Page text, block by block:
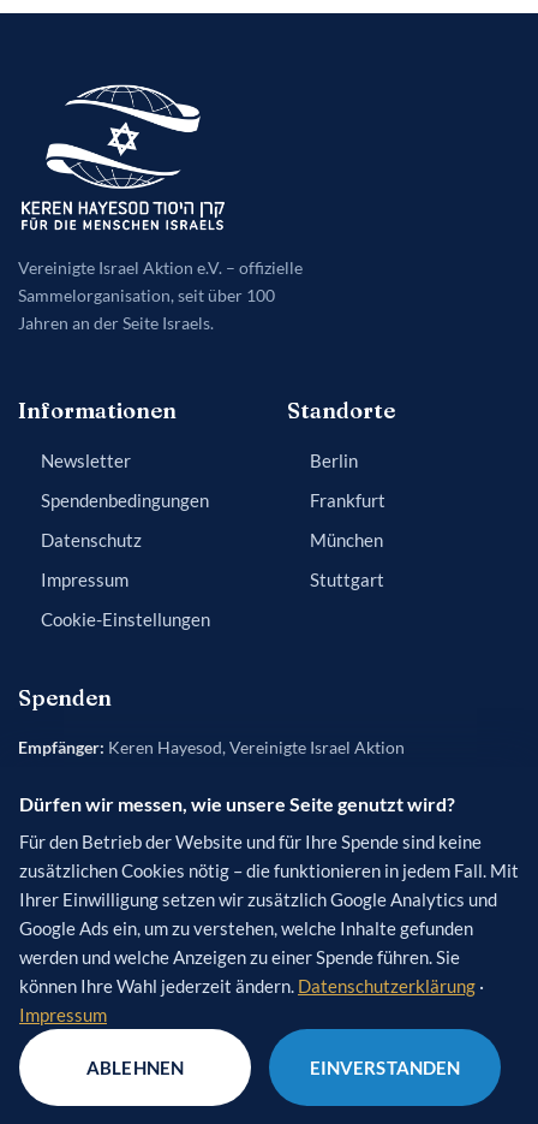
hilft
Vereinigte Israel Aktion e.V. – offizielle
Sammelorganisation, seit über 100
Jahren an der Seite Israels.
Informationen
Newsletter
Spendenbedingungen
Datenschutz
Impressum
Cookie-Einstellungen
Standorte
Berlin
Frankfurt
München
Stuttgart
Spenden
Empfänger: Keren Hayesod, Vereinigte Israel Aktion
IBAN:DE84 5005 0201 0200 5454 50
BIC: HELADEF1822
Verwendungszweck(optional): [Name des Projekts]
© 2026 Keren Hayesod – Vereinigte Israel Aktion e.V. · Alle Rechte
vorbehalten.
Diese Website ist durch reCAPTCHA geschützt; es gelten die
Datenschutzerklärung
Dürfen wir messen, wie unsere Seite genutzt wird?
Für den Betrieb der Website und für Ihre Spende sind keine
zusätzlichen Cookies nötig – die funktionieren in jedem Fall. Mit
Ihrer Einwilligung setzen wir zusätzlich Google Analytics und
Google Ads ein, um zu verstehen, welche Inhalte gefunden
werden und welche Anzeigen zu einer Spende führen. Sie
können Ihre Wahl jederzeit ändern. Datenschutzerklärung ·
Impressum
ABLEHNEN EINVERSTANDEN